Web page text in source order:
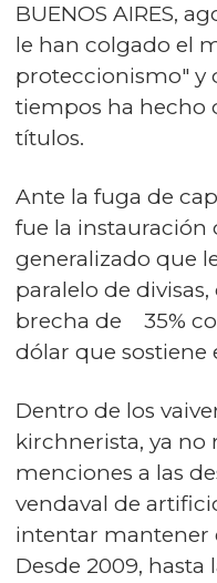
BUENOS AIRES,
le han colgado el
proteccionismo" y
tiempos ha hecho
títulos.
Ante la fuga de
fue la
generalizado que
paralelo de
brecha de 35%
dólar que sostiene
Dentro de los
kirchnerista, ya no
menciones a las
vendaval de
intentar mantener
Desde 2009, hasta